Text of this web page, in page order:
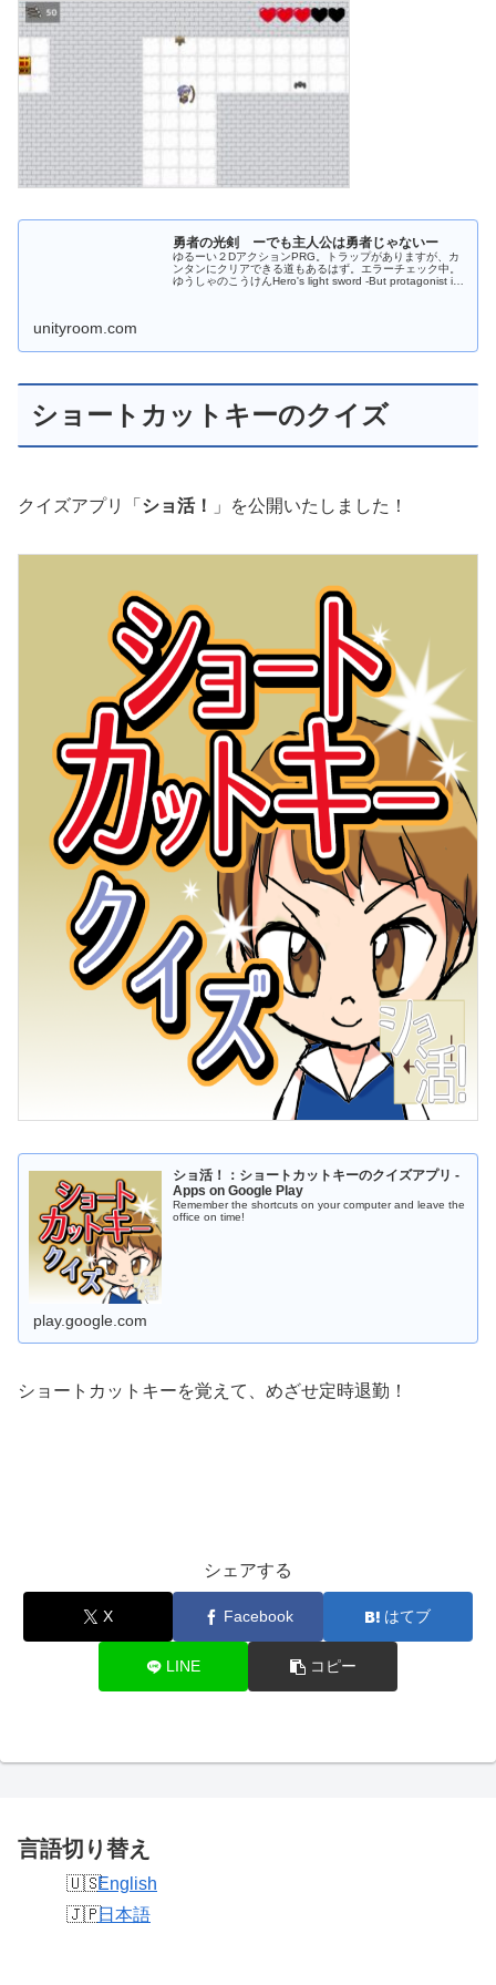
勇者の光剣 ーでも主人公は勇者じゃないー
ゆるーい２DアクションPRG。トラップがありますが、カ
ンタンにクリアできる道もあるはず。エラーチェック中。
ゆうしゃのこうけんHero's light sword -But protagonist is
unityroom.com
ショートカットキーのクイズ
クイズアプリ「 ショ活！ 」を公開いたしました！
ショ活！：ショートカットキーのクイズアプリ -
Apps on Google Play
Remember the shortcuts on your computer and leave the
office on time!
play.google.com
ショートカットキーを覚えて、めざせ定時退勤！
シェアする
X Facebook はてブ
LINE コピー
言語切り替え
English
日本語